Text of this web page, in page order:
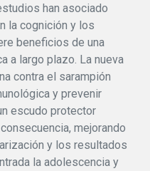
han asociado
la cognición y los
beneficios de una
a largo plazo. La nueva
contra el sarampión
y prevenir
escudo protector
mejorando
y los resultados
la adolescencia y